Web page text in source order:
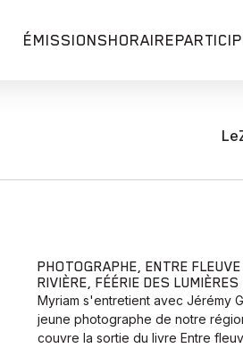
ÉMISSIONSHORAIRE
PHOTOGRAPHE, ENTRE
RIVIÈRE, FÉÉRIE DES LUMIÈRES
Myriam s'entretient avec Jérémy
jeune photographe de notre
couvre la sortie du livre Entre